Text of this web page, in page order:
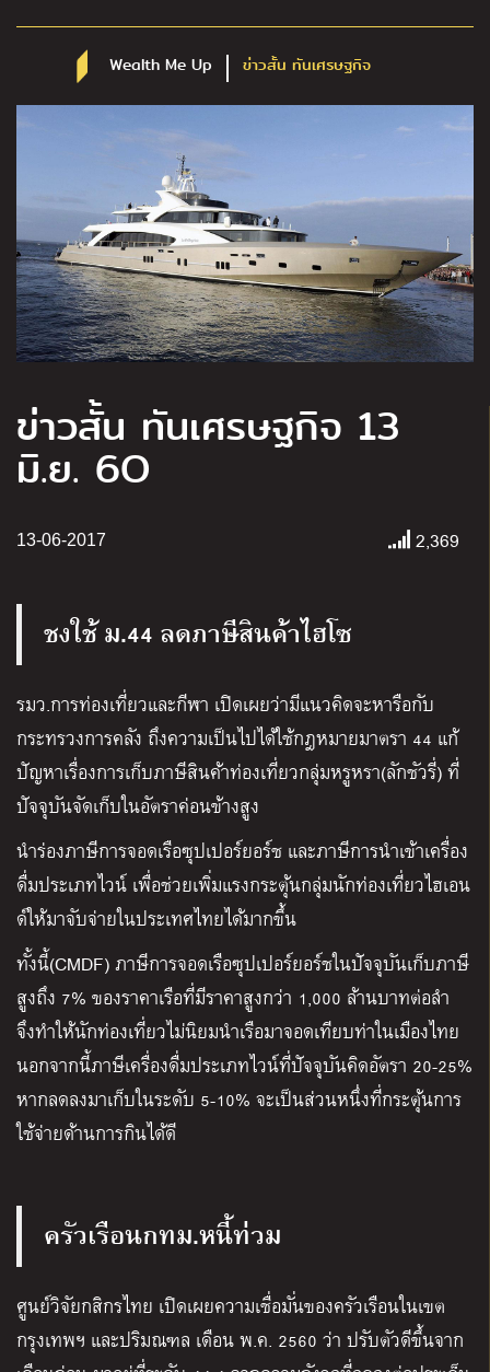
Wealth Me Up ข่าวสั้น ทันเศรษฐกิจ
ข่าวสั้น ทันเศรษฐกิจ 13
มิ.ย. 6O
13-06-2017 2,369
ชงใช้ ม.44 ลดภาษีสินค้าไฮโซ
รมว.การท่องเที่ยวและกีฬา เปิดเผยว่ามีแนวคิดจะหารือกับ
กระทรวงการคลัง ถึงความเป็นไปได้ใช้กฎหมายมาตรา 44 แก้
ปัญหาเรื่องการเก็บภาษีสินค้าท่องเที่ยวกลุ่มหรูหรา(ลักชัวรี่) ที่
ปัจจุบันจัดเก็บในอัตราค่อนข้างสูง
นำร่องภาษีการจอดเรือซุปเปอร์ยอร์ช และภาษีการนำเข้าเครื่อง
ดื่มประเภทไวน์ เพื่อช่วยเพิ่มแรงกระตุ้นกลุ่มนักท่องเที่ยวไฮเอน
ด์ให้มาจับจ่ายในประเทศไทยได้มากขึ้น
ทั้งนี้(CMDF) ภาษีการจอดเรือซุปเปอร์ยอร์ชในปัจจุบันเก็บภาษี
สูงถึง 7% ของราคาเรือที่มีราคาสูงกว่า 1,000 ล้านบาทต่อลำ
จึงทำให้นักท่องเที่ยวไม่นิยมนำเรือมาจอดเทียบท่าในเมืองไทย
นอกจากนี้ภาษีเครื่องดื่มประเภทไวน์ที่ปัจจุบันคิดอัตรา 20-25%
หากลดลงมาเก็บในระดับ 5-10% จะเป็นส่วนหนึ่งที่กระตุ้นการ
ใช้จ่ายด้านการกินได้ดี
ครัวเรือนกทม.หนี้ท่วม
ศูนย์วิจัยกสิกรไทย เปิดเผยความเชื่อมั่นของครัวเรือนในเขต
กรุงเทพฯ และปริมณฑล เดือน พ.ค. 2560 ว่า ปรับตัวดีขึ้นจาก